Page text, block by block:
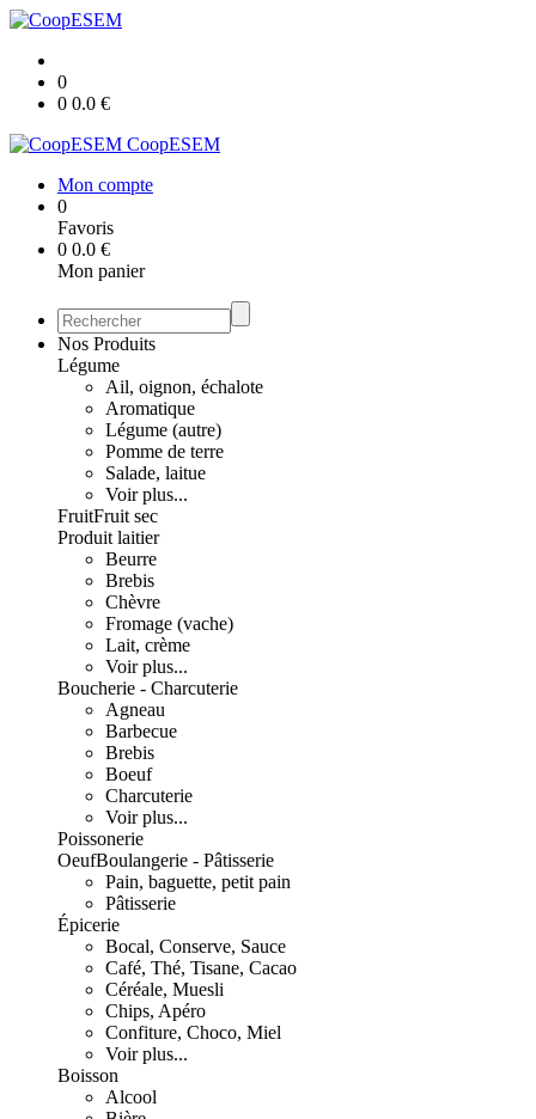
0
0 0.0 €
CoopESEM
Mon compte
0
Favoris
0 0.0 €
Mon panier
Nos Produits
Légume
Ail, oignon, échalote
Aromatique
Légume (autre)
Pomme de terre
Salade, laitue
Voir plus...
FruitFruit sec
Produit laitier
Beurre
Brebis
Chèvre
Fromage (vache)
Lait, crème
Voir plus...
Boucherie - Charcuterie
Agneau
Barbecue
Brebis
Boeuf
Charcuterie
Voir plus...
Poissonerie
OeufBoulangerie - Pâtisserie
Pain, baguette, petit pain
Pâtisserie
Épicerie
Bocal, Conserve, Sauce
Café, Thé, Tisane, Cacao
Céréale, Muesli
Chips, Apéro
Confiture, Choco, Miel
Voir plus...
Boisson
Alcool